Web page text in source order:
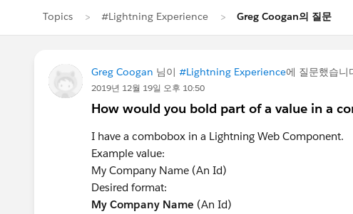
Topics #Lightning Experience Greg Coogan의 질문
Greg Coogan 님이 #Lightning Experience에 질문했습니
2019년 12월 19일 오후 10:50
How would you bold part of a value in a
I have a combobox in a Lightning Web Component.
Example value:
My Company Name (An Id)
Desired format:
My Company Name (An Id)